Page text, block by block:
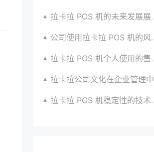
拉卡拉 POS 机的未来发展展望与战略规划
公司使用拉卡拉 POS 机的风险评估与应对
拉卡拉 POS 机个人使用的售后服务优化
拉卡拉公司文化在企业管理中的作用
拉卡拉 POS 机稳定性的技术创新与应用实践